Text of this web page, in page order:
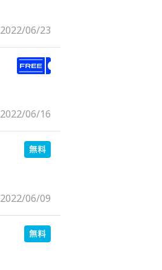
2022/06/23
2022/06/16
2022/06/09